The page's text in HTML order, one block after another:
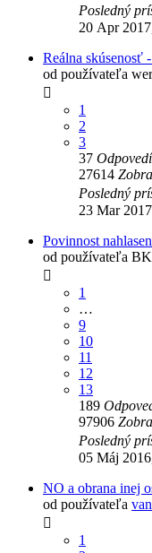
Posledný
20 Apr
Reálna skúsenosť
od používateľa
1
2
3
37 Odpovedí
27614
Posledný
23 Mar
Povinnost
od používateľa BK
1
…
9
10
11
12
13
189
97906
Posledný
05 Máj
NO a obrana inej
od používateľa
1